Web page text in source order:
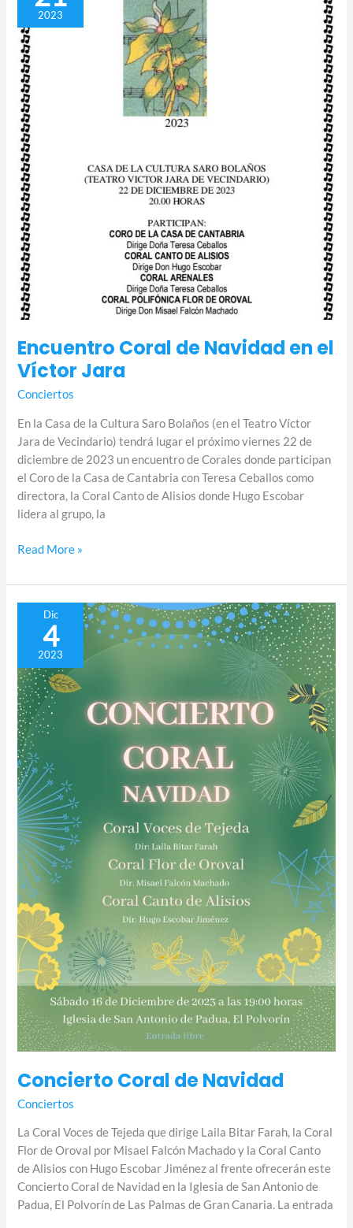
2023
Encuentro Coral de Navidad en el
Víctor Jara
Conciertos
En la Casa de la Cultura Saro Bolaños (en el Teatro Víctor
Jara de Vecindario) tendrá lugar el próximo viernes 22 de
diciembre de 2023 un encuentro de Corales donde participan
el Coro de la Casa de Cantabria con Teresa Ceballos como
directora, la Coral Canto de Alisios donde Hugo Escobar
lidera al grupo, la
Navidad
en
el
Víctor
Jara
Read More »
Dic
4
2023
Concierto Coral de Navidad
Conciertos
La Coral Voces de Tejeda que dirige Laila Bitar Farah, la Coral
Flor de Oroval por Misael Falcón Machado y la Coral Canto
de Alisios con Hugo Escobar Jiménez al frente ofrecerán este
Concierto Coral de Navidad en la Iglesia de San Antonio de
Padua, El Polvorín de Las Palmas de Gran Canaria. La entrada
Concierto
Navidad